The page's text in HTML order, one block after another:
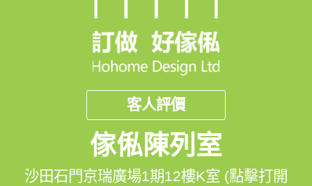
客人評價
傢俬陳列室
沙田石門京瑞廣場1期12樓K室 (點擊打開